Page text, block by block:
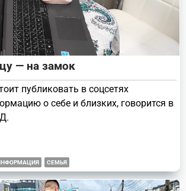
— на замок
публиковать в соцсетях
о себе и близких, говорится в
СЕМЬЯ